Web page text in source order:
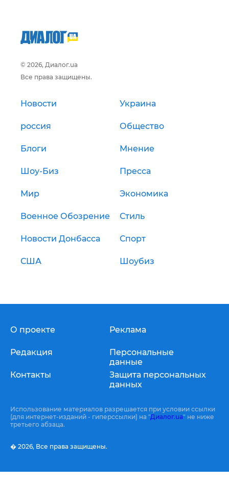
© 2026, Диалог.ua
Все права защищены.
Новости Украина
россия Общество
Блоги Мнение
Шоу-Биз Пресса
Мир Экономика
Военное Обозрение Стиль
Новости Донбасса Спорт
США Шоубиз
О проекте
Редакция
Контакты
Реклама
Персональные
данные
Защита персональных
данных
Использование материалов разрешается при условии ссылки
(для интернет-изданий - гиперссылки) на "Диалог.ua" не ниже
третьего абзаца.
� 2026, Все права защищены.